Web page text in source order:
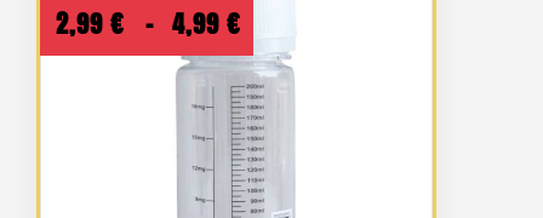
2,99 € – 4,99 €
de
prix :
2,99 €
à